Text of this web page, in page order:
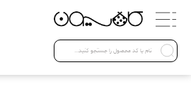
دسته بندی ها
Open submenu ( لباس زنانه )
لباس زنانه